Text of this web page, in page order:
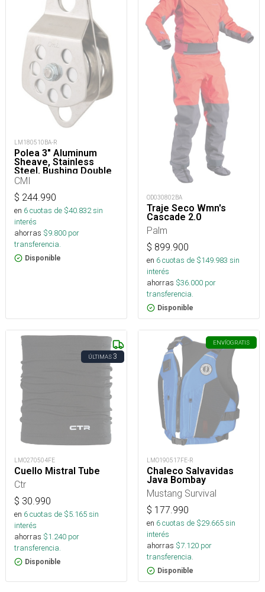
LM180510BA-R
Polea 3" Aluminum
Sheave, Stainless
Steel, Bushing Double
CMI
$ 244.990
en 6cuotas de $40.832sin
interés
ahorras $9.800 por
transferencia.
Disponible
OD030802BA
Traje Seco Wmn's
Cascade 2.0
Palm
$ 899.900
en 6cuotas de $149.983 sin
interés
ahorras $36.000 por
transferencia.
Disponible
ÚLTIMAS3
LMO270504FE
Cuello Mistral Tube
Ctr
$ 30.990
en 6cuotas de $5.165sin
interés
ahorras $1.240 por
transferencia.
Disponible
ENVÍOGRATIS
LMO190517FE-R
Chaleco Salvavidas
Java Bombay
Mustang Survival
$ 177.990
en 6cuotas de $29.665sin
interés
ahorras $7.120 por
transferencia.
Disponible